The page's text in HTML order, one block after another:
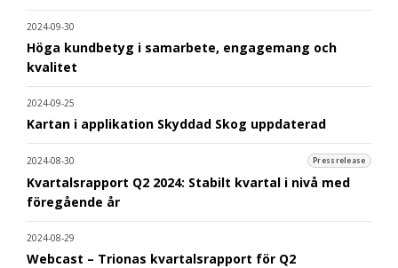
2024-09-30
Höga kundbetyg i samarbete, engagemang och
kvalitet
2024-09-25
Kartan i applikation Skyddad Skog uppdaterad
2024-08-30 Pressrelease
Kvartalsrapport Q2 2024: Stabilt kvartal i nivå med
föregående år
2024-08-29
Webcast – Trionas kvartalsrapport för Q2